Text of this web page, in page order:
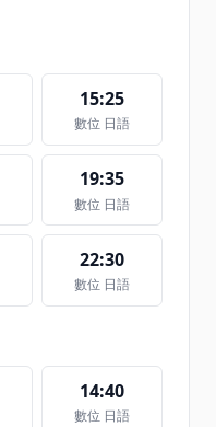
15:25
數位 日語
19:35
數位 日語
22:30
數位 日語
14:40
數位 日語